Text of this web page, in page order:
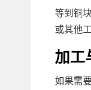
等到铜
或其他
加工
如果需